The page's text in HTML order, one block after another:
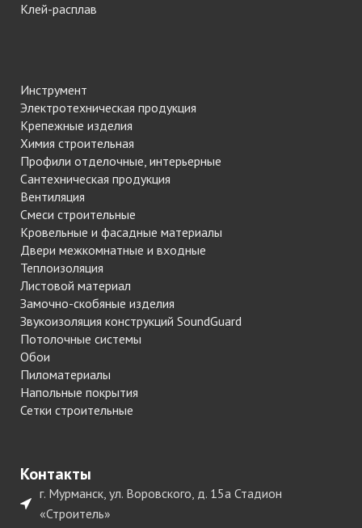
Клей-расплав
Инструмент
Электротехническая продукция
Крепежные изделия
Химия строительная
Профили отделочные, интерьерные
Сантехническая продукция
Вентиляция
Смеси строительные
Кровельные и фасадные материалы
Двери межкомнатные и входные
Теплоизоляция
Листовой материал
Замочно-скобяные изделия
Звукоизоляция конструкций SoundGuard
Потолочные системы
Обои
Пиломатериалы
Напольные покрытия
Сетки строительные
Контакты
г. Мурманск, ул. Воровского, д. 15а Стадион
«Строитель»